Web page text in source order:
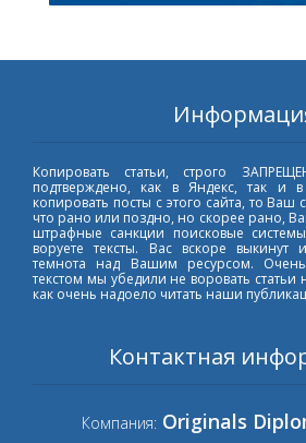
Копировать статьи, строго
подтверждено, как в Яндекс, так и
копировать посты с этого сайта, то Ваш
что рано или поздно, но скорее рано,
штрафные санкции поисковые
воруете тексты. Вас вскоре выкинут
темнота над Вашим ресурсом.
текстом мы убедили не воровать статьи
как очень надоело читать наши
Контактная
Компания: Originals